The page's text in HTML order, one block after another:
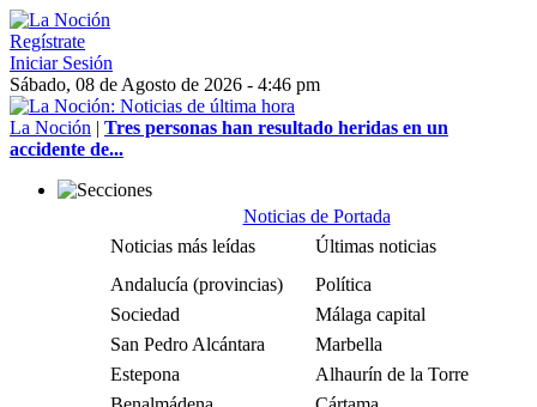
Regístrate
Iniciar Sesión
Sábado, 08 de Agosto de 2026 - 4:46 pm
La Noción | Tres personas han resultado heridas en un
accidente de...
Noticias de Portada
Noticias más leídas
Últimas noticias
Andalucía (provincias)
Política
Sociedad
Málaga capital
San Pedro Alcántara
Marbella
Estepona
Alhaurín de la Torre